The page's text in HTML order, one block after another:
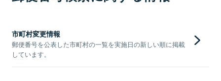
市町村変更情報
郵便番号を公表した市町村の一覧を実施日の新しい順に掲載
しています。